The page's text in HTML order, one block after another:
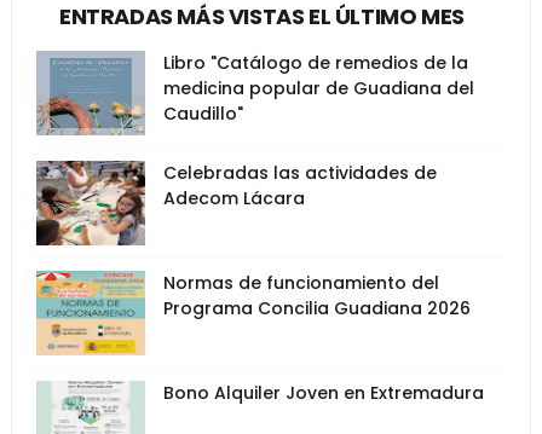
ENTRADAS MÁS VISTAS EL ÚLTIMO MES
Libro "Catálogo de remedios de la
medicina popular de Guadiana del
Caudillo"
Celebradas las actividades de
Adecom Lácara
Normas de funcionamiento del
Programa Concilia Guadiana 2026
Bono Alquiler Joven en Extremadura